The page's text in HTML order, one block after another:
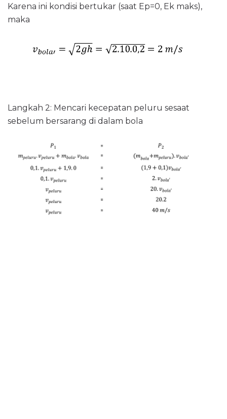
Karena ini kondisi bertukar (saat Ep=0, Ek maks),
maka
Langkah 2: Mencari kecepatan peluru sesaat
sebelum bersarang di dalam bola